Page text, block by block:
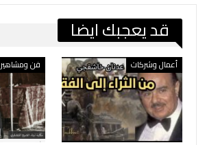
قد يعجبك ايضا
أعمال وشركات فن ومشاهير